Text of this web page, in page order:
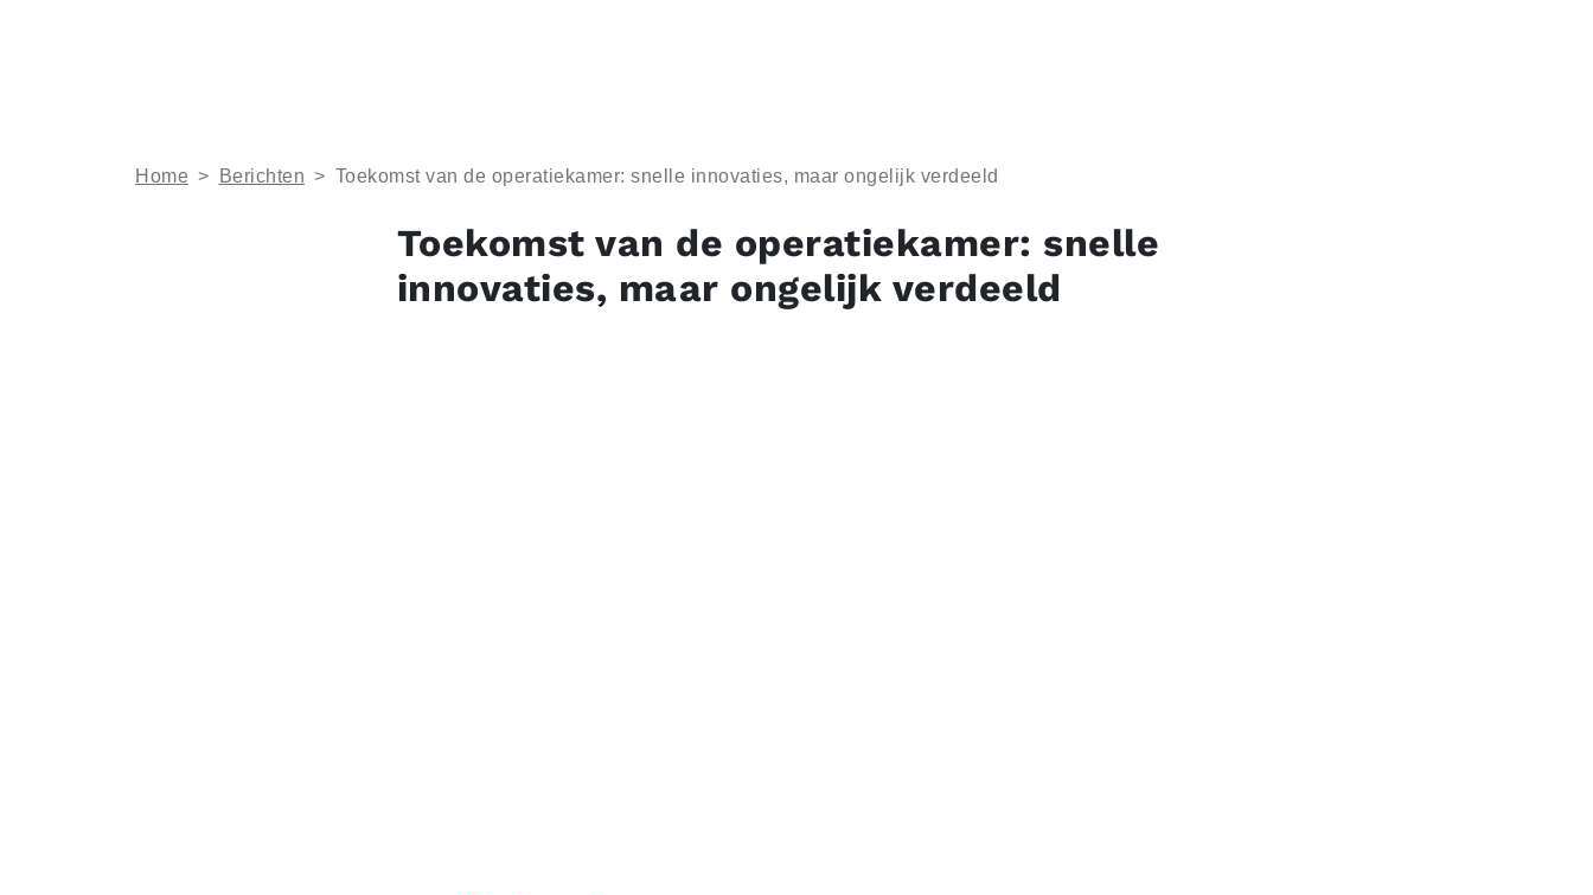
Home > Berichten > Toekomst van de operatiekamer: snelle innovaties, maar ongelijk verdeeld
Toekomst van de operatiekamer: snelle
innovaties, maar ongelijk verdeeld